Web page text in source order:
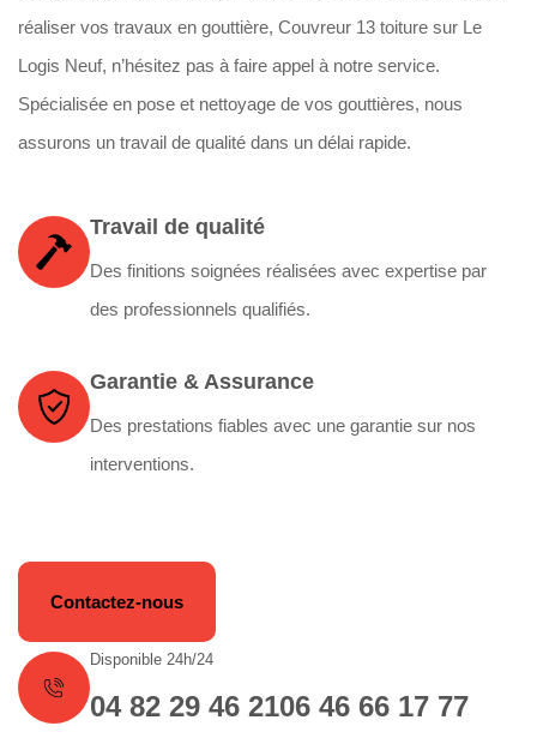
réaliser vos travaux en gouttière, Couvreur 13 toiture sur Le
Logis Neuf, n’hésitez pas à faire appel à notre service.
Spécialisée en pose et nettoyage de vos gouttières, nous
assurons un travail de qualité dans un délai rapide.
Travail de qualité
Des finitions soignées réalisées avec expertise par
des professionnels qualifiés.
Garantie & Assurance
Des prestations fiables avec une garantie sur nos
interventions.
Contactez-nous
Disponible 24h/24
04 82 29 46 2106 46 66 17 77